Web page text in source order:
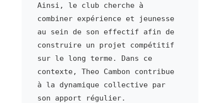
Ainsi, le club cherche à
combiner expérience et jeunesse
au sein de son effectif afin de
construire un projet compétitif
sur le long terme. Dans ce
contexte, Theo Cambon contribue
à la dynamique collective par
son apport régulier.